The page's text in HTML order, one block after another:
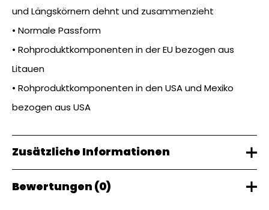
und Längskörnern dehnt und zusammenzieht
• Normale Passform
• Rohproduktkomponenten in der EU bezogen aus
Litauen
• Rohproduktkomponenten in den USA und Mexiko
bezogen aus USA
Zusätzliche Informationen
Gewicht
Bewertungen (0)